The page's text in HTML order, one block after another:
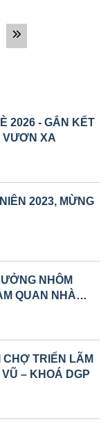
2026 - GẮN KẾT
VƯƠN XA
2023, MỪNG
NHÔM
QUAN NHÀ
CHỢ TRIỂN LÃM
– KHOÁ DGP